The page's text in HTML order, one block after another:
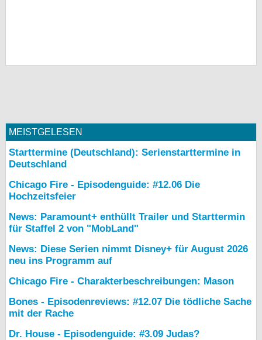
MEISTGELESEN
Starttermine (Deutschland): Serienstarttermine in
Deutschland
Chicago Fire - Episodenguide: #12.06 Die
Hochzeitsfeier
News: Paramount+ enthüllt Trailer und Starttermin
für Staffel 2 von "MobLand"
News: Diese Serien nimmt Disney+ für August 2026
neu ins Programm auf
Chicago Fire - Charakterbeschreibungen: Mason
Bones - Episodenreviews: #12.07 Die tödliche Sache
mit der Rache
Dr. House - Episodenguide: #3.09 Judas?